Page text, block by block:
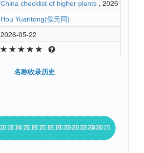
China checklist of higher plants , 2026
Hou Yuantong(侯元同)
2026-05-22
名称收录历史